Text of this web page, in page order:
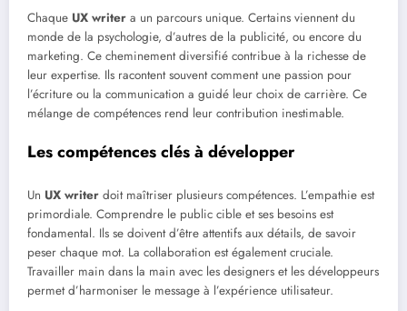
Chaque UX writer a un parcours unique. Certains viennent du
monde de la psychologie, d’autres de la publicité, ou encore du
marketing. Ce cheminement diversifié contribue à la richesse de
leur expertise. Ils racontent souvent comment une passion pour
l’écriture ou la communication a guidé leur choix de carrière. Ce
mélange de compétences rend leur contribution inestimable.
Les compétences clés à développer
Un UX writer doit maîtriser plusieurs compétences. L’empathie est
primordiale. Comprendre le public cible et ses besoins est
fondamental. Ils se doivent d’être attentifs aux détails, de savoir
peser chaque mot. La collaboration est également cruciale.
Travailler main dans la main avec les designers et les développeurs
permet d’harmoniser le message à l’expérience utilisateur.